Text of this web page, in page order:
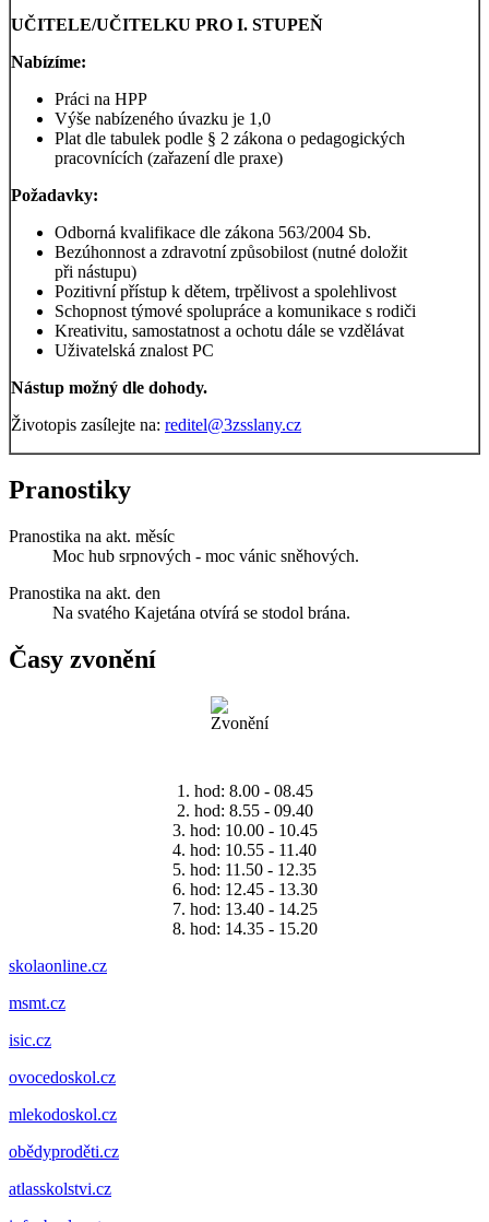
UČITELE/UČITELKU PRO I. STUPEŇ
Nabízíme:
Práci na HPP
Výše nabízeného úvazku je 1,0
Plat dle tabulek podle § 2 zákona o pedagogických
pracovnících (zařazení dle praxe)
Požadavky:
Odborná kvalifikace dle zákona 563/2004 Sb.
Bezúhonnost a zdravotní způsobilost (nutné doložit
při nástupu)
Pozitivní přístup k dětem, trpělivost a spolehlivost
Schopnost týmové spolupráce a komunikace s rodiči
Kreativitu, samostatnost a ochotu dále se vzdělávat
Uživatelská znalost PC
Nástup možný dle dohody.
Životopis zasílejte na: reditel@3zsslany.cz
Pranostiky
Pranostika na akt. měsíc
Moc hub srpnových - moc vánic sněhových.
Pranostika na akt. den
Na svatého Kajetána otvírá se stodol brána.
Časy zvonění
1. hod: 8.00 - 08.45
2. hod: 8.55 - 09.40
3. hod: 10.00 - 10.45
4. hod: 10.55 - 11.40
5. hod: 11.50 - 12.35
6. hod: 12.45 - 13.30
7. hod: 13.40 - 14.25
8. hod: 14.35 - 15.20
skolaonline.cz
msmt.cz
isic.cz
ovocedoskol.cz
mlekodoskol.cz
obědyproděti.cz
atlasskolstvi.cz